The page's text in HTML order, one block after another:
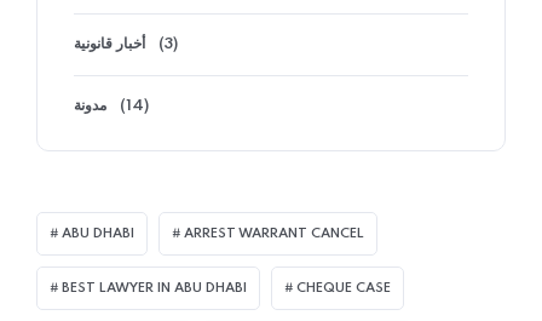
أخبار قانونية (3)
مدونة (14)
ABU DHABI ARREST WARRANT CANCEL
BEST LAWYER IN ABU DHABI CHEQUE CASE